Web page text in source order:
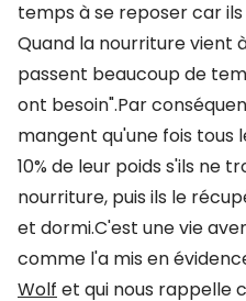
temps à se reposer car
Quand la nourriture vient
passent beaucoup de
ont besoin".Par
mangent qu'une fois tous
10% de leur poids s'ils ne
nourriture, puis ils le
et dormi.C'est une vie
comme l'a mis en
Wolf et qui nous rappelle